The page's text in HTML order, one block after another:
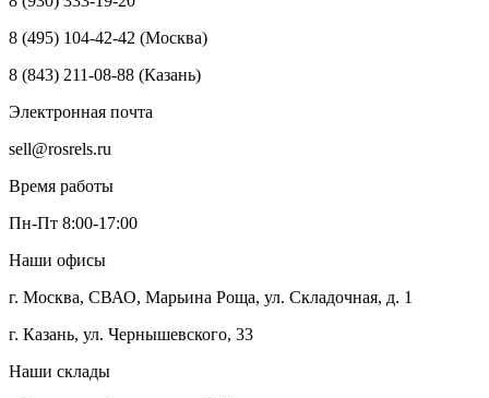
8 (495) 104-42-42 (Москва)
8 (843) 211-08-88 (Казань)
Электронная почта
sell@rosrels.ru
Время работы
Пн-Пт 8:00-17:00
Наши офисы
г. Москва, СВАО, Марьина Роща, ул. Складочная, д. 1
г. Казань, ул. Чернышевского, 33
Наши склады